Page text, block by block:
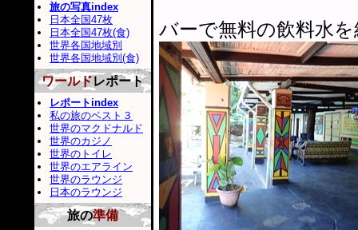
バーで無料の飲料水
旅の写真index
日本全国47枚
日本全国47枚(食)
世界各国地域別
世界各国地域別(食)
ワールドレポート
レポートindex
私の旅のベスト３
世界のマクドナルド
世界のカジノ
世界のトイレ
世界のエアライン
世界のラウンジ
日本のラウンジ
旅の準備